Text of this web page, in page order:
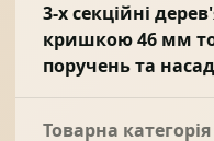
3-х секційні
кришкою 46 мм
поручень та
Товарна категорія